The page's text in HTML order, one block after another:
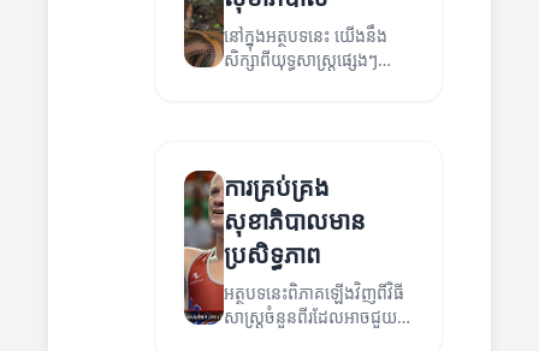
នៅក្នុងអត្ថបទនេះ យើងនឹង
សិក្សាពីយុទ្ធសាស្ត្រផ្សេងៗ
ការគ្រប់គ្រង
សុខាភិបាលមាន
ប្រសិទ្ធភាព
អត្ថបទនេះពិភាគឡើងវិញពីវិធី
សាស្ត្រចំនួនពីរដែលអាចជួយ